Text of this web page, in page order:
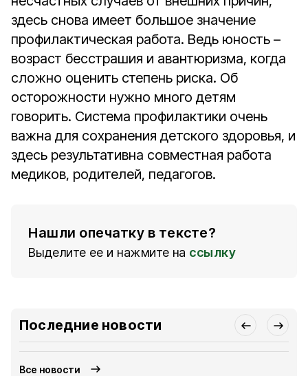
здесь снова имеет большое значение
профилактическая работа. Ведь юность –
возраст бесстрашия и авантюризма, когда
сложно оценить степень риска. Об
осторожности нужно много детям
говорить. Система профилактики очень
важна для сохранения детского здоровья, и
здесь результативна совместная работа
медиков, родителей, педагогов.
Нашли опечатку в тексте?
Выделите ее и нажмите на ссылку
Последние новости
Все новости